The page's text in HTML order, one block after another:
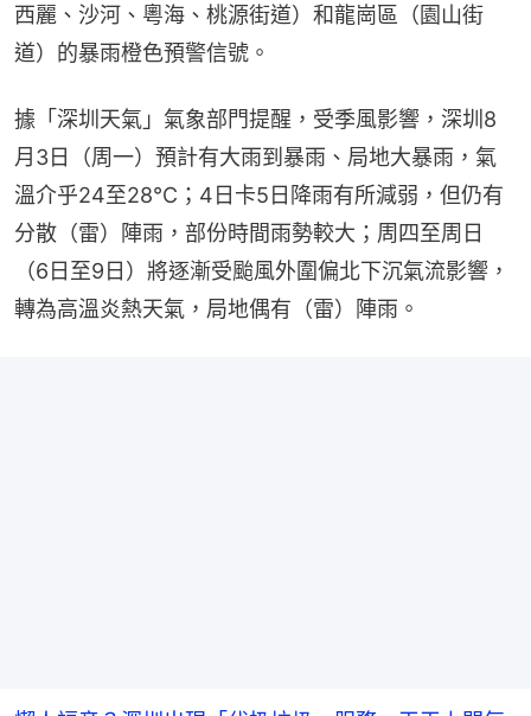
西麗、沙河、粵海、桃源街道）和龍崗區（園山街
道）的暴雨橙色預警信號。
據「深圳天氣」氣象部門提醒，受季風影響，深圳8
月3日（周一）預計有大雨到暴雨、局地大暴雨，氣
溫介乎24至28℃；4日卡5日降雨有所減弱，但仍有
分散（雷）陣雨，部份時間雨勢較大；周四至周日
（6日至9日）將逐漸受颱風外圍偏北下沉氣流影響，
轉為高溫炎熱天氣，局地偶有（雷）陣雨。